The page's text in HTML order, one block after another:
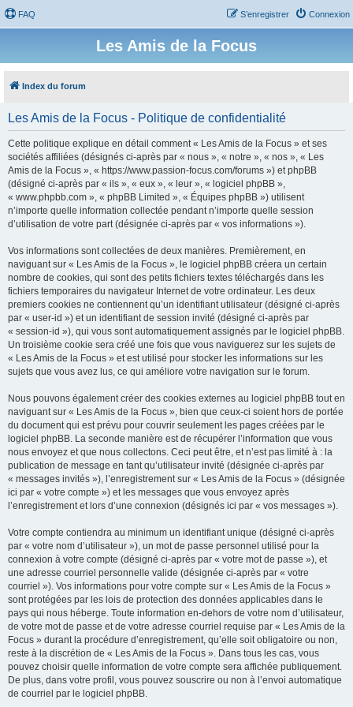
FAQ Connexion
S’enregistrer
Les Amis de la Focus
Index du forum
Les Amis de la Focus - Politique de confidentialité
Cette politique explique en détail comment « Les Amis de la Focus » et ses
sociétés affiliées (désignés ci-après par « nous », « notre », « nos », « Les
Amis de la Focus », « https://www.passion-focus.com/forums ») et phpBB
(désigné ci-après par « ils », « eux », « leur », « logiciel phpBB »,
« www.phpbb.com », « phpBB Limited », « Équipes phpBB ») utilisent
n’importe quelle information collectée pendant n’importe quelle session
d’utilisation de votre part (désignée ci-après par « vos informations »).
Vos informations sont collectées de deux manières. Premièrement, en
naviguant sur « Les Amis de la Focus », le logiciel phpBB créera un certain
nombre de cookies, qui sont des petits fichiers textes téléchargés dans les
fichiers temporaires du navigateur Internet de votre ordinateur. Les deux
premiers cookies ne contiennent qu’un identifiant utilisateur (désigné ci-après
par « user-id ») et un identifiant de session invité (désigné ci-après par
« session-id »), qui vous sont automatiquement assignés par le logiciel phpBB.
Un troisième cookie sera créé une fois que vous naviguerez sur les sujets de
« Les Amis de la Focus » et est utilisé pour stocker les informations sur les
sujets que vous avez lus, ce qui améliore votre navigation sur le forum.
Nous pouvons également créer des cookies externes au logiciel phpBB tout en
naviguant sur « Les Amis de la Focus », bien que ceux-ci soient hors de portée
du document qui est prévu pour couvrir seulement les pages créées par le
logiciel phpBB. La seconde manière est de récupérer l’information que vous
nous envoyez et que nous collectons. Ceci peut être, et n’est pas limité à : la
publication de message en tant qu’utilisateur invité (désignée ci-après par
« messages invités »), l’enregistrement sur « Les Amis de la Focus » (désignée
ici par « votre compte ») et les messages que vous envoyez après
l’enregistrement et lors d’une connexion (désignés ici par « vos messages »).
Votre compte contiendra au minimum un identifiant unique (désigné ci-après
par « votre nom d’utilisateur »), un mot de passe personnel utilisé pour la
connexion à votre compte (désigné ci-après par « votre mot de passe »), et
une adresse courriel personnelle valide (désignée ci-après par « votre
courriel »). Vos informations pour votre compte sur « Les Amis de la Focus »
sont protégées par les lois de protection des données applicables dans le
pays qui nous héberge. Toute information en-dehors de votre nom d’utilisateur,
de votre mot de passe et de votre adresse courriel requise par « Les Amis de la
Focus » durant la procédure d’enregistrement, qu’elle soit obligatoire ou non,
reste à la discrétion de « Les Amis de la Focus ». Dans tous les cas, vous
pouvez choisir quelle information de votre compte sera affichée publiquement.
De plus, dans votre profil, vous pouvez souscrire ou non à l’envoi automatique
de courriel par le logiciel phpBB.